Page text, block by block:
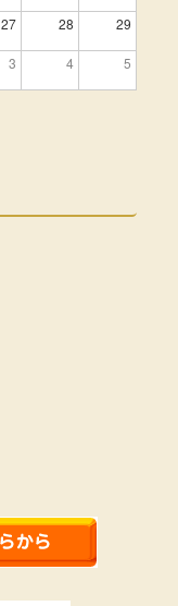
27 28 29
3 4 5